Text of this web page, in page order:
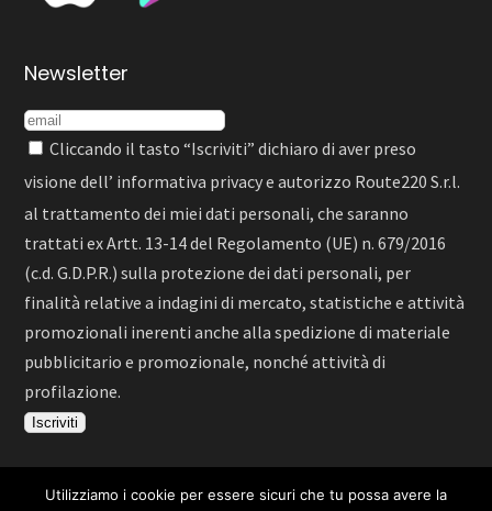
Newsletter
Cliccando il tasto “Iscriviti” dichiaro di aver preso
visione dell’ informativa privacye autorizzo Route220 S.r.l.
al trattamento dei miei dati personali, che saranno
trattati ex Artt. 13-14 del Regolamento (UE) n. 679/2016
(c.d. G.D.P.R.) sulla protezione dei dati personali, per
finalità relative a indagini di mercato, statistiche e attività
promozionali inerenti anche alla spedizione di materiale
pubblicitario e promozionale, nonché attività di
profilazione.
Utilizziamo i cookie per essere sicuri che tu possa avere la